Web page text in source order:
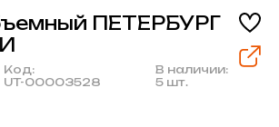
ПЕТЕРБУРГ
Код:
UT-00003528
В наличии:
5 шт.